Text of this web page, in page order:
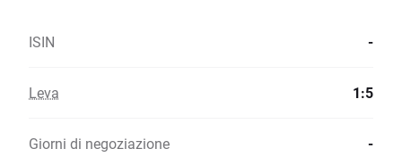
ISIN -
Leva 1:5
Giorni di negoziazione -